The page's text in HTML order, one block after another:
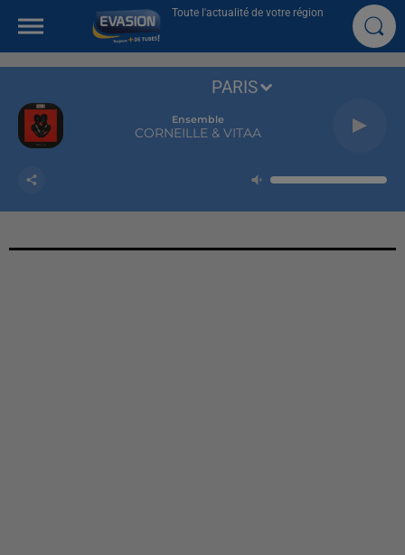
Toute l'actualité de votre région
Ensemble
CORNEILLE & VITAA
PARIS